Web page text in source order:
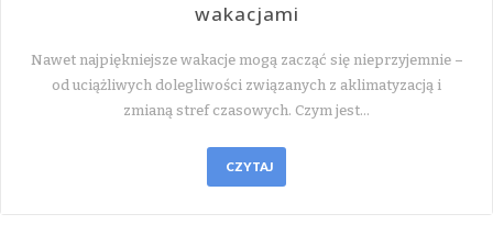
wakacjami
Nawet najpiękniejsze wakacje mogą zacząć się nieprzyjemnie –
od uciążliwych dolegliwości związanych z aklimatyzacją i
zmianą stref czasowych. Czym jest…
CZYTAJ